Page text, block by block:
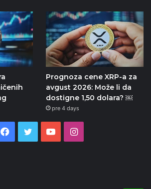
Prognoza cene XRP-a za
avgust 2026: Može li da
dostigne 1,50 dolara? ￼
pre 4 days
Facebook
TwitterYouTubeInstagram